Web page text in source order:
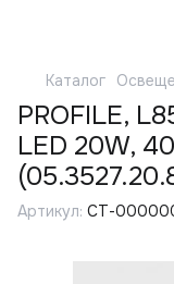
Каталог
PROFILE,
LED 20W,
Артикул: СТ-